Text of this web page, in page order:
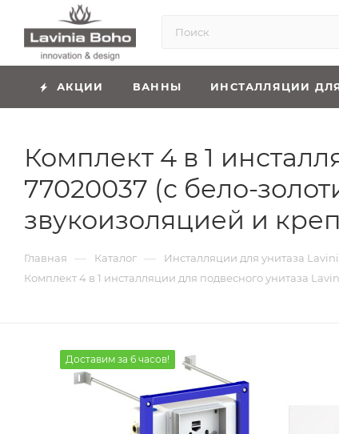
АКЦИИ ВАННЫ ИНСТАЛЛЯЦИИ
Комплект 4 в 1
77020037 (с бело-
звукоизоляцией и
Главная — Каталог — Инсталляции для унитаза
Комплект 4 в 1 инсталляции для подвесного унитаза
Доставим за 6 часов!